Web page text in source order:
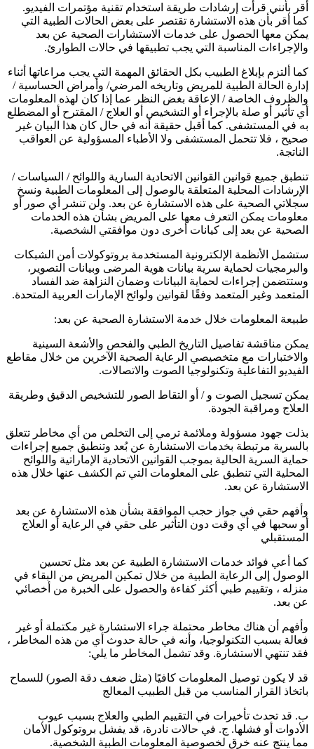
أقر بأنني قرأت إرشادات طريقة استخدام تقنية مؤتمرات الفيديو.
كما أقر بأن هذه الاستشارة تقتصر على بعض الحالات الطبية التي
يمكن معها الحصول على خدمات الاستشارات الصحية عن بعد
والإجراءات المناسبة التي يجب تطبيقها في حالات الطوارئ.
كما ألتزم بإبلاغ الطبيب بكل الحقائق المهمة التي يجب مراعاتها أثناء
إدارة الحالة الطبية للمريض وتاريخه المرضي/ وأمراض الحساسية /
والظروف الخاصة / الإعاقة بغض النظر عما إذا كان لهذه المعلومات
أي تأثير أو صلة بالإجراء أو التشخيص أو العلاج / المقترح أو المضطلع
به في المستشفى. كما أقبل حقيقة أنه في حال كان هذا البيان غير
صحيح ، فلا تتحمل المستشفى ولا الأطباء المسؤولية عن العواقب
الناتجة.
تنطبق جميع قوانين القوانين الاتحادية السارية واللوائح / السياسات /
الإرشادات المحلية المتعلقة بالوصول إلى المعلومات الطبية ونسخ
سجلاتي الصحية على هذه الاستشارة عن بعد. ولن تنشر أي صور أو
معلومات يمكن التعرف معها على المريض بشأن هذه الخدمات
الصحية عن بعد إلى كيانات أخرى دون موافقتي الشخصية.
ستشمل الأنظمة الإلكترونية المستخدمة بروتوكولات أمن الشبكات
والبرمجيات لحماية سرية بيانات هوية المرضى وبيانات التصوير،
وستتضمن إجراءات لحماية البيانات وضمان النزاهة ضد الفساد
المتعمد وغير المتعمد وفقًا لقوانين ولوائح الإمارات العربية المتحدة.
طبيعة المعلومات خلال خدمة الاستشارة الصحية عن بعد:
يمكن مناقشة تفاصيل التاريخ الطبي والفحص والأشعة السينية
والاختبارات مع متخصيصي الرعاية الصحية الآخرين من خلال مقاطع
الفيديو التفاعلية وتكنولوجيا الصوت والاتصالات.
يمكن تسجيل الصوت و / أو التقاط الصور للتشخيص الدقيق وطريقة
العلاج ومراقبة الجودة.
بذلت جهود مسؤولة وملائمة ترمي إلى التخلص من أي مخاطر تتعلق
بالسرية مرتبطة بخدمات الاستشارة عن بُعد وتنطبق جميع إجراءات
حماية السرية الحالية بموجب القوانين الاتحادية الإماراتية واللوائح
المحلية التي تنطبق على المعلومات التي تم الكشف عنها خلال هذه
الاستشارة عن بعد.
وأفهم حقي في جواز حجب الموافقة بشأن هذه الاستشارة عن بعد
أو سحبها في أي وقت دون التأثير على حقي في الرعاية أو العلاج
المستقبلي
كما أعي فوائد خدمات الاستشارة الطبية عن بعد مثل تحسين
الوصول إلى الرعاية الطبية من خلال تمكين المريض من البقاء في
منزله ، وتقييم طبي أكثر كفاءة والحصول على الخبرة من أخصائي
عن بعد.
وأفهم أن هناك مخاطر محتملة جراء الاستشارة غير مكتملة أو غير
فعالة بسبب التكنولوجيا، وأنه في حالة حدوث أي من هذه المخاطر ،
فقد تنتهي الاستشارة. وقد تشمل المخاطر ما يلي:
قد لا يكون توصيل المعلومات كافيًا (مثل ضعف دقة الصور) للسماح
باتخاذ القرار المناسب من قبل الطبيب المعالج
ب. قد تحدث تأخيرات في التقييم الطبي والعلاج بسبب عيوب
الأدوات أو فشلها. ج. في حالات نادرة، قد يفشل بروتوكول الأمان
مما ينتج عنه خرق لخصوصية المعلومات الطبية الشخصية.